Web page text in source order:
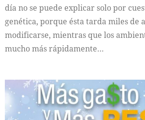
día no se puede explicar solo por
genética, porque ésta tarda miles de
modificarse, mientras que los
mucho más rápidamente…